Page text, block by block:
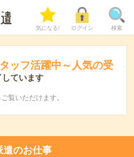
気になる! ログイン 検索
ッフ活躍中～人気の受
ています
覧いただけます。
遣のお仕事